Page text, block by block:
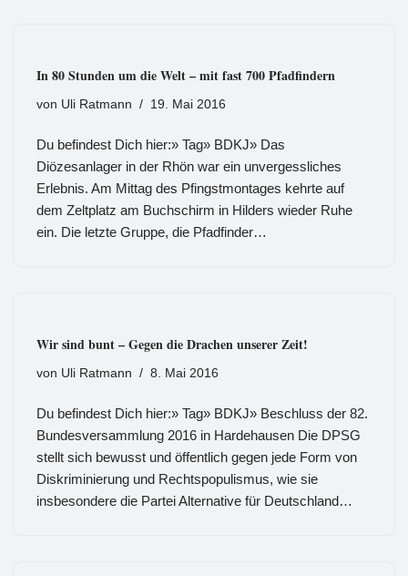
In 80 Stunden um die Welt – mit fast 700 Pfadfindern
von Uli Ratmann 19. Mai 2016
Du befindest Dich hier:» Tag» BDKJ» Das
Diözesanlager in der Rhön war ein unvergessliches
Erlebnis. Am Mittag des Pfingstmontages kehrte auf
dem Zeltplatz am Buchschirm in Hilders wieder Ruhe
ein. Die letzte Gruppe, die Pfadfinder…
Wir sind bunt – Gegen die Drachen unserer Zeit!
von Uli Ratmann 8. Mai 2016
Du befindest Dich hier:» Tag» BDKJ» Beschluss der 82.
Bundesversammlung 2016 in Hardehausen Die DPSG
stellt sich bewusst und öffentlich gegen jede Form von
Diskriminierung und Rechtspopulismus, wie sie
insbesondere die Partei Alternative für Deutschland…